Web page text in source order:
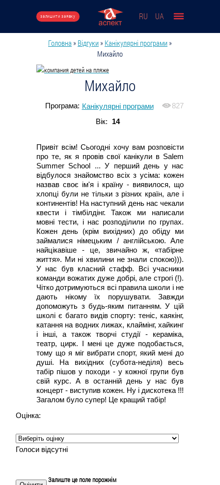
залишити заявку RU UA
Ви є тут
Головна » Відгуки » Канікулярні програми »
Михайло
Михайло
827
Програма: Канікулярні програми
Вік:
14
Привіт всім! Сьогодні хочу вам розповісти
про те, як я провів свої канікули в Salem
Summer School ... У перший день у нас
відбулося знайомство всіх з усіма: кожен
назвав своє ім'я і країну - виявилося, що
хлопці були не тільки з різних країн, але і
континентів! На наступний день нас чекали
квести і тімбілдінг. Також ми написали
мовні тести, і нас розподілили по групах.
Кожен день (крім вихідних) до обіду ми
займалися німецьким / англійською. Але
найцікавіше - це, звичайно ж, «табірне
життя». Ми ні хвилини не знали спокою))).
У нас був класний стафф. Всі учасники
команди вожатих дуже добрі, але строгі (!).
Чітко дотримуються всі правила школи і не
дають нікому їх порушувати. Завжди
допоможуть з будь-яким питанням. У цій
школі є багато видів спорту: теніс, каякінг,
катання на водних лижах, клаймінг, хайкинг
і інші, а також творчі студії - кераміка,
театр, цирк. І мені це дуже подобається,
тому що я міг вибрати спорт, який мені до
душі. На вихідних (субота-неділя) весь
табір пішов у походи - у кожної групи був
свій курс. А в останній день у нас був
концерт - виступив кожен. Ну і дискотека !!!
Загалом було супер! Це кращий табір!
Оцінка:
Голоси відсутні
Залиште це поле порожнім